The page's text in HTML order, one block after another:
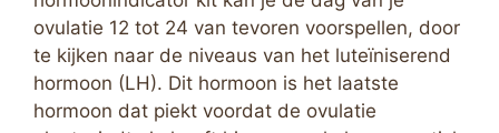
ovulatie 12 tot 24 van tevoren voorspellen, door
te kijken naar de niveaus van het luteïniserend
hormoon (LH). Dit hormoon is het laatste
hormoon dat piekt voordat de ovulatie